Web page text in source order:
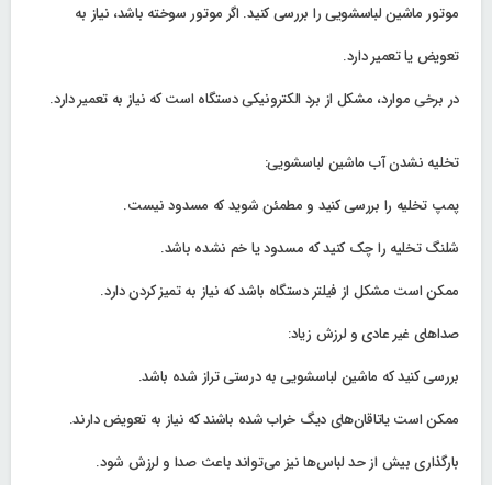
موتور ماشین لباسشویی را بررسی کنید. اگر موتور سوخته باشد، نیاز به
تعویض یا تعمیر دارد.
در برخی موارد، مشکل از برد الکترونیکی دستگاه است که نیاز به تعمیر دارد.
تخلیه نشدن آب ماشین لباسشویی:
پمپ تخلیه را بررسی کنید و مطمئن شوید که مسدود نیست.
شلنگ تخلیه را چک کنید که مسدود یا خم نشده باشد.
ممکن است مشکل از فیلتر دستگاه باشد که نیاز به تمیز کردن دارد.
صداهای غیر عادی و لرزش زیاد:
بررسی کنید که ماشین لباسشویی به درستی تراز شده باشد.
ممکن است یاتاقان‌های دیگ خراب شده باشند که نیاز به تعویض دارند.
بارگذاری بیش از حد لباس‌ها نیز می‌تواند باعث صدا و لرزش شود.